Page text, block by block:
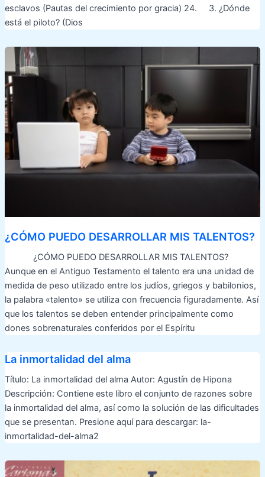
esclavos (Pautas del crecimiento por gracia) 24. 3. ¿Dónde
está el piloto? (Dios
¿CÓMO PUEDO DESARROLLAR MIS TALENTOS?
¿CÓMO PUEDO DESARROLLAR MIS TALENTOS?
Aunque en el Antiguo Testamento el talento era una unidad de
medida de peso utilizado entre los judíos, griegos y babilonios,
la palabra «talento» se utiliza con frecuencia figuradamente. Así
que los talentos se deben entender principalmente como
dones sobrenaturales conferidos por el Espíritu
La inmortalidad del alma
Título: La inmortalidad del alma Autor: Agustín de Hipona
Descripción: Contiene este libro el conjunto de razones sobre
la inmortalidad del alma, así como la solución de las dificultades
que se presentan. Presione aquí para descargar: la-
inmortalidad-del-alma2